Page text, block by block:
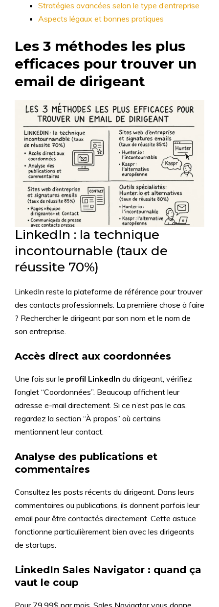
Stratégies avancées selon le type d’entreprise
Aspects légaux et bonnes pratiques
Les 3 méthodes les plus
efficaces pour trouver un
email de dirigeant
LinkedIn : la technique
incontournable (taux de
réussite 70%)
LinkedIn reste la plateforme de référence pour trouver
des contacts professionnels. La première chose à faire
? Rechercher le dirigeant par son nom et le nom de
son entreprise.
Accès direct aux coordonnées
Une fois sur le profil LinkedIn du dirigeant, vérifiez
l’onglet “Coordonnées”. Beaucoup affichent leur
adresse e-mail directement. Si ce n’est pas le cas,
regardez la section “À propos” où certains
mentionnent leur contact.
Analyse des publications et
commentaires
Consultez les posts récents du dirigeant. Dans leurs
commentaires ou publications, ils donnent parfois leur
email pour être contactés directement. Cette astuce
fonctionne particulièrement bien avec les dirigeants
de startups.
LinkedIn Sales Navigator : quand ça
vaut le coup
Pour 79,99$ par mois, Sales Navigator vous donne